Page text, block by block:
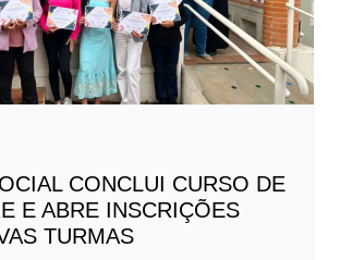
CONCLUI CURSO DE
E ABRE INSCRIÇÕES
TURMAS